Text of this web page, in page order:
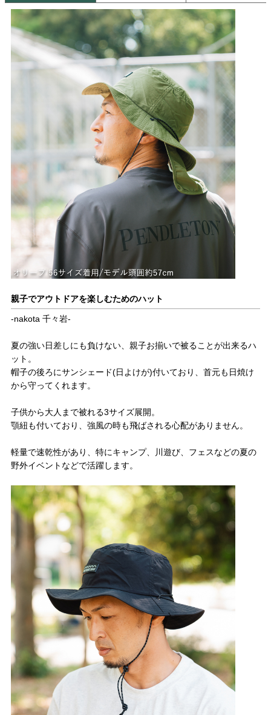
親子でアウトドアを楽しむためのハット
-nakota 千々岩-
夏の強い日差しにも負けない、親子お揃いで被ることが出来るハ
ット。
帽子の後ろにサンシェード(日よけが)付いており、首元も日焼け
から守ってくれます。
子供から大人まで被れる3サイズ展開。
顎紐も付いており、強風の時も飛ばされる心配がありません。
軽量で速乾性があり、特にキャンプ、川遊び、フェスなどの夏の
野外イベントなどで活躍します。